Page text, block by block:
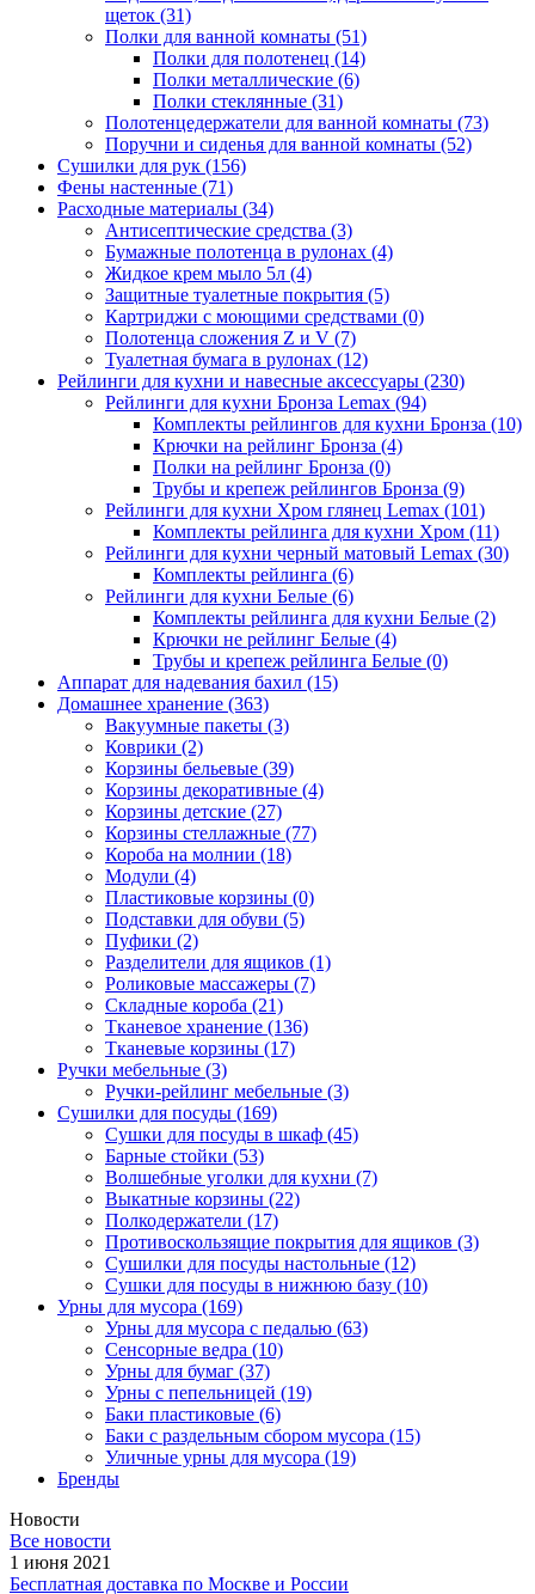
щеток (31)
Полки для ванной комнаты (51)
Полки для полотенец (14)
Полки металлические (6)
Полки стеклянные (31)
Полотенцедержатели для ванной комнаты (73)
Поручни и сиденья для ванной комнаты (52)
Сушилки для рук (156)
Фены настенные (71)
Расходные материалы (34)
Антисептические средства (3)
Бумажные полотенца в рулонах (4)
Жидкое крем мыло 5л (4)
Защитные туалетные покрытия (5)
Картриджи с моющими средствами (0)
Полотенца сложения Z и V (7)
Туалетная бумага в рулонах (12)
Рейлинги для кухни и навесные аксессуары (230)
Рейлинги для кухни Бронза Lemax (94)
Комплекты рейлингов для кухни Бронза (10)
Крючки на рейлинг Бронза (4)
Полки на рейлинг Бронза (0)
Трубы и крепеж рейлингов Бронза (9)
Рейлинги для кухни Хром глянец Lemax (101)
Комплекты рейлинга для кухни Хром (11)
Рейлинги для кухни черный матовый Lemax (30)
Комплекты рейлинга (6)
Рейлинги для кухни Белые (6)
Комплекты рейлинга для кухни Белые (2)
Крючки не рейлинг Белые (4)
Трубы и крепеж рейлинга Белые (0)
Аппарат для надевания бахил (15)
Домашнее хранение (363)
Вакуумные пакеты (3)
Коврики (2)
Корзины бельевые (39)
Корзины декоративные (4)
Корзины детские (27)
Корзины стеллажные (77)
Короба на молнии (18)
Модули (4)
Пластиковые корзины (0)
Подставки для обуви (5)
Пуфики (2)
Разделители для ящиков (1)
Роликовые массажеры (7)
Складные короба (21)
Тканевое хранение (136)
Тканевые корзины (17)
Ручки мебельные (3)
Ручки-рейлинг мебельные (3)
Сушилки для посуды (169)
Сушки для посуды в шкаф (45)
Барные стойки (53)
Волшебные уголки для кухни (7)
Выкатные корзины (22)
Полкодержатели (17)
Противоскользящие покрытия для ящиков (3)
Сушилки для посуды настольные (12)
Сушки для посуды в нижнюю базу (10)
Урны для мусора (169)
Урны для мусора с педалью (63)
Сенсорные ведра (10)
Урны для бумаг (37)
Урны с пепельницей (19)
Баки пластиковые (6)
Баки с раздельным сбором мусора (15)
Уличные урны для мусора (19)
Бренды
Новости
Все новости
1 июня 2021
Бесплатная доставка по Москве и России